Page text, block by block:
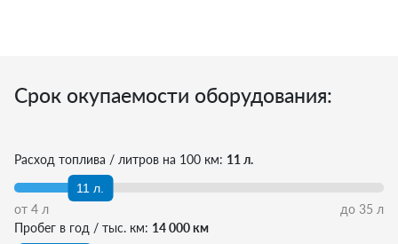
Срок окупаемости оборудования:
Расход топлива / литров на 100 км: 11 л.
11 л.
от 4 л до 35 л
Пробег в год / тыс. км: 14 000 км